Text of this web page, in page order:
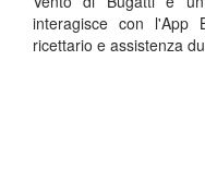
interagisce con l'App
ricettario e assistenza